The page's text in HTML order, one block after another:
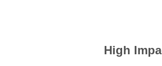
High